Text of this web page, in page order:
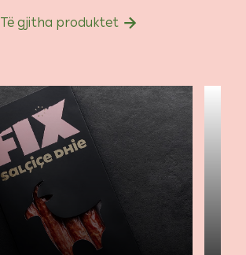
Të gjitha produktet